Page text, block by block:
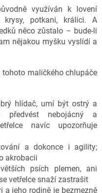
využíván k lovení
krysy, potkani, králíci. A
něco zůstalo – bude-li
nějakou myšku vyslídí a
maličkého chlupáče
hlídač, umí být ostrý a
předvést nebojácný a
navíc upozorňuje
a dokonce i agility;
akrobacii
psích plemen, ani
vetřelce snaží zastrašit
a jeho rodině je bezmezně